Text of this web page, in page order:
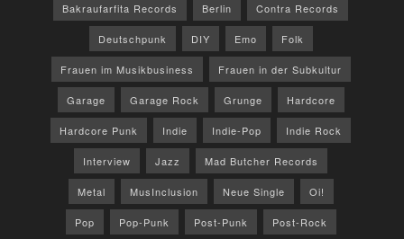
Bakraufarfita Records Berlin Contra Records
Deutschpunk DIY Emo Folk
Frauen im Musikbusiness Frauen in der Subkultur
Garage Garage Rock Grunge Hardcore
Hardcore Punk Indie Indie-Pop Indie Rock
Interview Jazz Mad Butcher Records
Metal MusInclusion Neue Single Oi!
Pop Pop-Punk Post-Punk Post-Rock